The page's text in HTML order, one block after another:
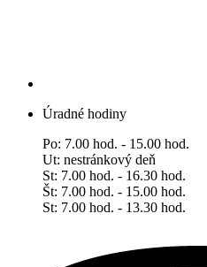
Úradné hodiny
Po: 7.00 hod. - 15.00 hod.
Ut: nestránkový deň
St: 7.00 hod. - 16.30 hod.
Št: 7.00 hod. - 15.00 hod.
​​​​​​​St: 7.00 hod. - 13.30 hod.